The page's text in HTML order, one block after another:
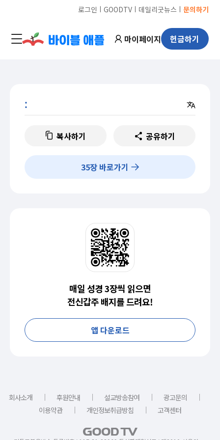
로그인 ㅣ GOODTVㅣ 데일리굿뉴스 ㅣ 문의하기
마이페이지 헌금하기
:
복사하기 공유하기
35장 바로가기
매일 성경 3장씩 읽으면
전신갑주 배지를 드려요!
앱 다운로드
회사소개 ｜ 후원안내 ｜ 설교방송참여 ｜ 광고문의
｜
이용약관
｜ 개인정보취급방침 ｜ 고객센터